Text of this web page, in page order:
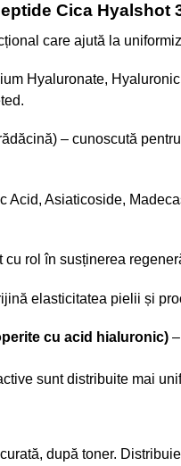
Cica Hyalshot
care ajută la
Hyaluronate,
– cunoscută
Acid, Asiaticoside,
rol în susținerea
elasticitatea pielii și
cu acid hialuronic)–
sunt distribuite mai
după toner.